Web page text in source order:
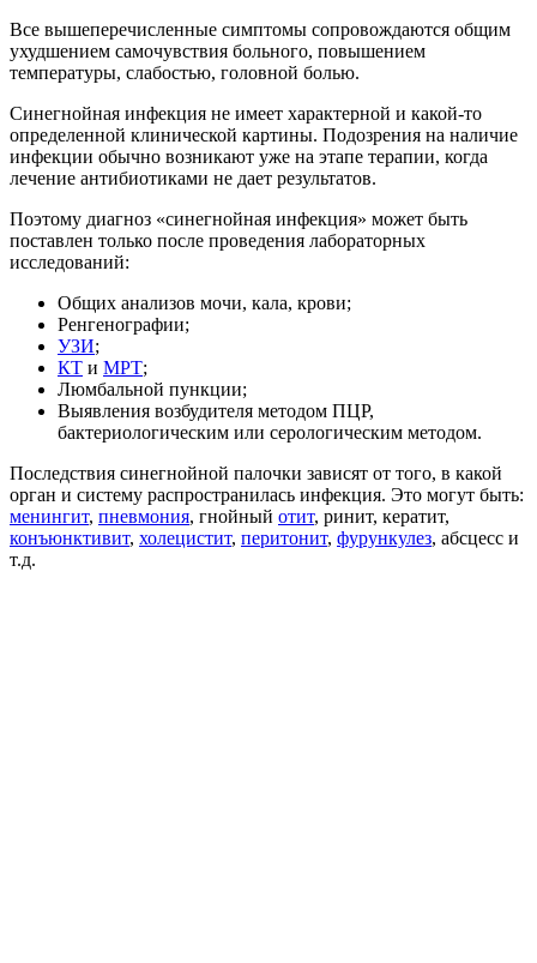
Все вышеперечисленные симптомы сопровождаются общим
ухудшением самочувствия больного, повышением
температуры, слабостью, головной болью.
Синегнойная инфекция не имеет характерной и какой-то
определенной клинической картины. Подозрения на наличие
инфекции обычно возникают уже на этапе терапии, когда
лечение антибиотиками не дает результатов.
Поэтому диагноз «синегнойная инфекция» может быть
поставлен только после проведения лабораторных
исследований:
Общих анализов мочи, кала, крови;
Ренгенографии;
УЗИ;
КТ и МРТ;
Люмбальной пункции;
Выявления возбудителя методом ПЦР,
бактериологическим или серологическим методом.
Последствия синегнойной палочки зависят от того, в какой
орган и систему распространилась инфекция. Это могут быть:
менингит, пневмония, гнойный отит, ринит, кератит,
конъюнктивит, холецистит, перитонит, фурункулез, абсцесс и
т.д.